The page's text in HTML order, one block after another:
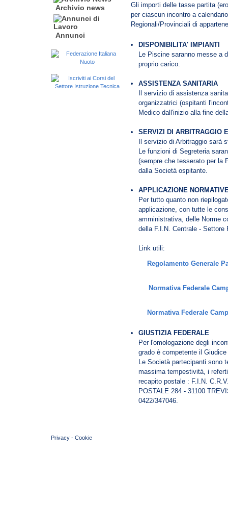
Archivio news
Annunci
Gli importi delle tasse partita
per ciascun incontro a
Regionali/Provinciali di
DISPONIBILITA' IMPIANTI
Le Piscine saranno messe a
proprio carico.
ASSISTENZA SANITARIA
Il servizio di assistenza
organizzatrici (ospitanti
Medico dall'inizio alla fine
SERVIZI DI ARBITRAGGIO
Il servizio di Arbitraggio sarà
Le funzioni di Segreteria
(sempre che tesserato per la
dalla Società ospitante.
APPLICAZIONE
Per tutto quanto non
applicazione, con tutte le
amministrativa, delle Norme
della F.I.N. Centrale -
Link utili:
Regolamento Generale
Normativa Federale
Normativa Federale
GIUSTIZIA FEDERALE
Per l'omologazione degli
grado è competente il
Le Società partecipanti sono
massima tempestività, i
recapito postale : F.I.N.
POSTALE 284 - 31100
0422/347046.
Privacy - Cookie